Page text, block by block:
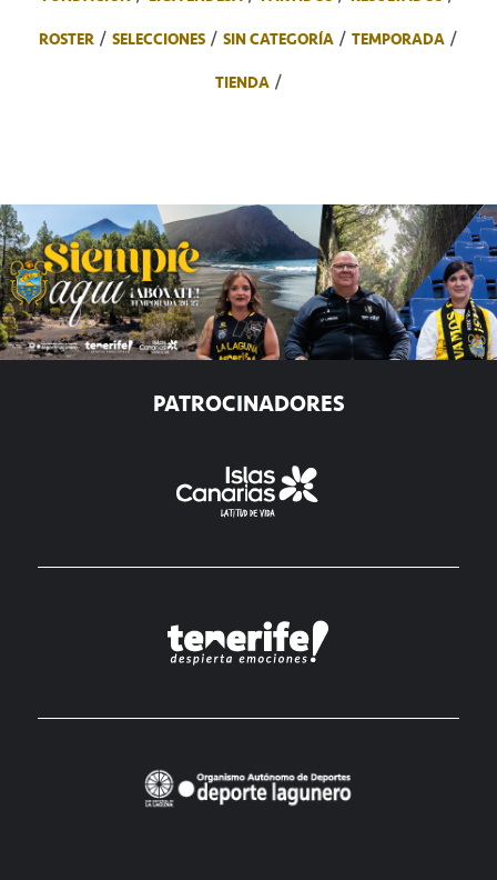
ROSTER
SELECCIONES SIN CATEGORÍA
TEMPORADA
TIENDA
PATROCINADORES